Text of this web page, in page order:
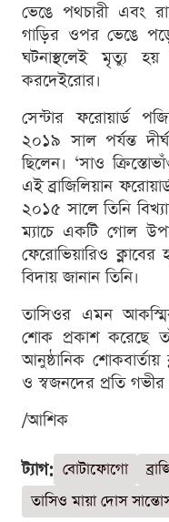
ভেঙে পথচারী এবং
গাড়ির ওপর ভেঙে
ঘটনাস্থলেই মৃত্যু
করদেইরোর।
সেন্টার ফরোয়ার্ড
২০১৯ সাল পর্যন্ত
ছিলেন। ‘সাও
এই ব্রাজিলিয়ান
২০১৫ সালে তিনি
ম্যাচে একটি গোল
ফেরোভিয়ারিও
বিদায় জানান তিনি।
তাসিওর এমন
শোক প্রকাশ করেছে
আনুষ্ঠানিক
ও স্বজনদের প্রতি
/আশিক
ট্যাগ: বোটাফোগো
তাসিও মায়া দোস